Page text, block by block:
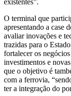
O terminal que
apresentando a case
avaliar inovações e
trazidas para o
fortalecer os
investimentos e
que o objetivo é
com a ferrovia,
ter a integração do